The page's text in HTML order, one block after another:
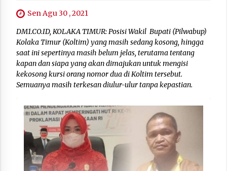
Sen Agu 30 , 2021
DM1.CO.ID, KOLAKA TIMUR: Posisi Wakil Bupati (Pilwabup)
Kolaka Timur (Koltim) yang masih sedang kosong, hingga
saat ini sepertinya masih belum jelas, terutama tentang
kapan dan siapa yang akan dimajukan untuk mengisi
kekosong kursi orang nomor dua di Koltim tersebut.
Semuanya masih terkesan diulur-ulur tanpa kepastian.